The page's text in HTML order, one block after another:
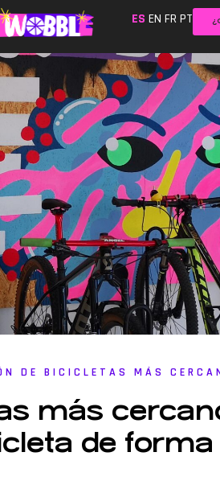
ES EN FR PT
DE BICICLETAS MÁS
más
de